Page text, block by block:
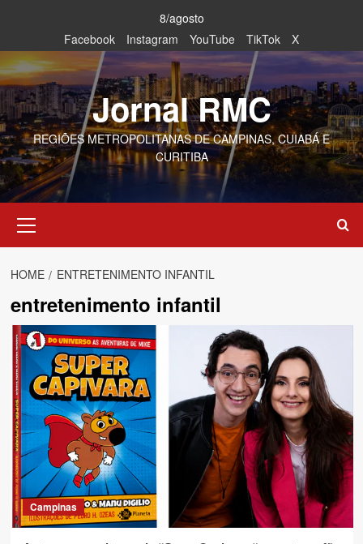
content
8/agosto
Facebook
Instagram YouTube TikTok X
Jornal RMC
REGIÕES METROPOLITANAS DE CAMPINAS, CUIABÁ E
CURITIBA
Menu
HOME ENTRETENIMENTO INFANTIL
entretenimento infantil
Campinas